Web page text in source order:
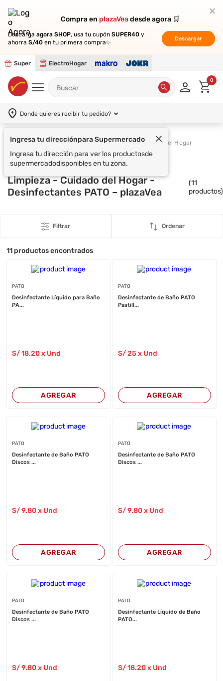
Compra en plazaVeadesde agora 🛒
Descarga agora SHOP, usa tu cupón SUPER40 y
ahorra S/40 en tu primera compra✨
Descargar
Super ElectroHogar
Compra en plazaVeadesde agora 🛒
Descarga agora SHOP, usa tu cupón SUPER40 y
ahorra S/40 en tu primera compra✨
Descargar
0
Donde quieres recibir tu pedido?
Ingresa tu direcciónpara Supermercado
Ingresa tu dirección para ver los productosde
supermercadodisponibles en tu zona.
Supermercado Limpieza Cuidado del Hogar
Limpieza - Cuidado del Hogar -
Desinfectantes PATO – plazaVea
(11
productos)
Filtrar Ordenar
11 productos encontrados
PATO
Desinfectante Líquido para Baño
PA...
S/18.20 x Und
AGREGAR
PATO
Desinfectante de Baño PATO
Pastill...
S/25 x Und
AGREGAR
PATO
Desinfectante de Baño PATO
Discos ...
S/9.80 x Und
AGREGAR
PATO
Desinfectante de Baño PATO
Discos ...
S/9.80x Und
AGREGAR
PATO
Desinfectante de Baño PATO
Discos ...
S/9.80 x Und
PATO
Desinfectante Líquido de Baño
PATO...
S/18.20x Und